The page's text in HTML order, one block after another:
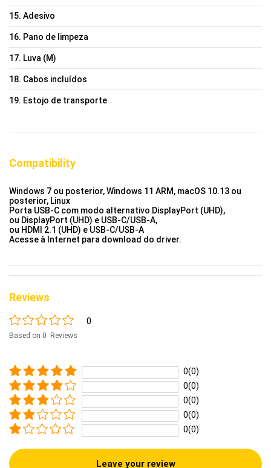
15. Adesivo
16. Pano de limpeza
17. Luva (M)
18. Cabos incluídos
19. Estojo de transporte
Compatibility
Windows 7 ou posterior, Windows 11 ARM, macOS 10.13 ou
posterior, Linux
Porta USB-C com modo alternativo DisplayPort (UHD),
ou DisplayPort (UHD) e USB-C/USB-A,
ou HDMI 2.1 (UHD) e USB-C/USB-A
Acesse à Internet para download do driver.
Reviews
0
Based on 0 Reviews
0(0)
0(0)
0(0)
0(0)
0(0)
Leave your review